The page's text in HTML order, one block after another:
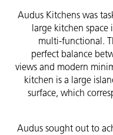
Audus Kitchens was
large kitchen
multi-functional.
perfect balance
views and modern
kitchen is a large
surface, which
Audus sought out to